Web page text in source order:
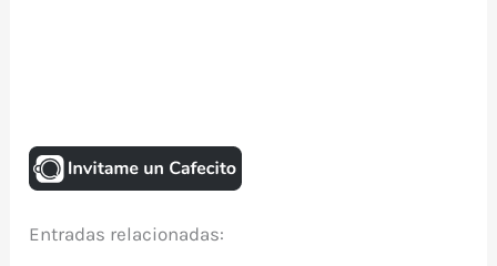
Entradas relacionadas: